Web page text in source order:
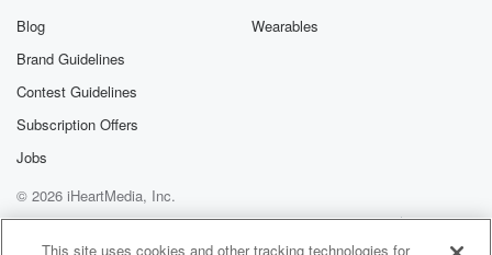
Blog
Brand Guidelines
Contest Guidelines
Subscription Offers
Jobs
Wearables
© 2026 iHeartMedia, Inc.
Help
Privacy Policy
Your Privacy Choices
Terms of Use
AdChoices
This site uses cookies and other tracking technologies for